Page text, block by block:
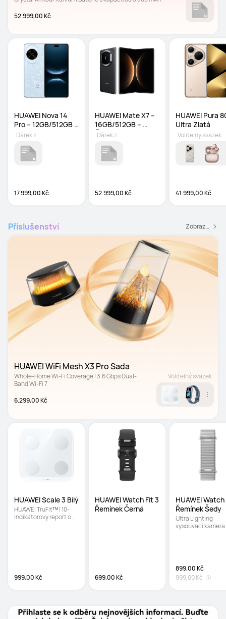
52.999,00 Kč
HUAWEI Nova 14
Pro – 12GB/512GB –
Modrý
17.999,00 Kč
Dárek zdarma
HUAWEI Mate X7 –
16GB/512GB –
Černý
52.999,00 Kč
Dárek zdarma
HUAWEI Pura
Ultra Zlatá
41.999,00 Kč
Volitelný svazek
Příslušenství Zobrazit všechny příslušenství
HUAWEI WiFi Mesh X3 Pro Sada
Whole-Home Wi-Fi Coverage | 3.6 Gbps Dual-
Band Wi-Fi 7
6.299,00 Kč
Volitelný svazek
HUAWEI Scale 3 Bílý
HUAWEI TruFitᵀᴹ | 10-
indikátorový report o
999,00 Kč
HUAWEI Watch Fit 3
Řemínek Černá
699,00 Kč
HUAWEI
Řemínek Šedy
Ultra Lighting
vysouvací kamera
899,00 Kč
999,00 Kč